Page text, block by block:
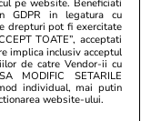
17 iul.
pe website. Beneficiati
GDPR in legatura cu
drepturi pot fi exercitate
TOATE”, acceptati
implica inclusiv acceptul
de catre Vendor-ii cu
MODIFIC SETARILE
individual, mai putin
website-ului.